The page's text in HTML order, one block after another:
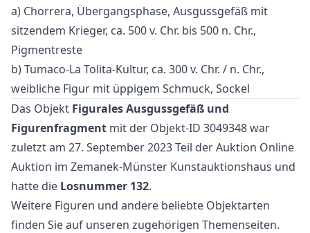
a) Chorrera, Übergangsphase, Ausgussgefäß mit
sitzendem Krieger, ca. 500 v. Chr. bis 500 n. Chr.,
Pigmentreste
b) Tumaco-La Tolita-Kultur, ca. 300 v. Chr. / n. Chr.,
weibliche Figur mit üppigem Schmuck, Sockel
Das Objekt Figurales Ausgussgefäß und
Figurenfragment mit der Objekt-ID 3049348 war
zuletzt am 27. September 2023 Teil der Auktion Online
Auktion im Zemanek-Münster Kunstauktionshaus und
hatte die Losnummer 132.
Weitere Figuren und andere beliebte Objektarten
finden Sie auf unseren zugehörigen Themenseiten.